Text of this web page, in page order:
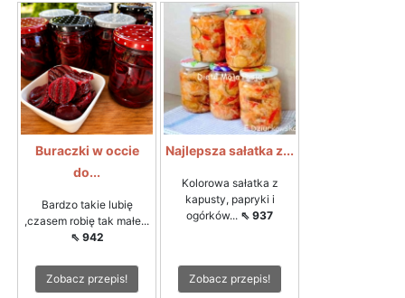
Buraczki w occie
do...
Bardzo takie lubię
,czasem robię tak małe...
⇖ 942
Zobacz przepis!
Najlepsza sałatka z...
Kolorowa sałatka z
kapusty, papryki i
ogórków... ⇖ 937
Zobacz przepis!